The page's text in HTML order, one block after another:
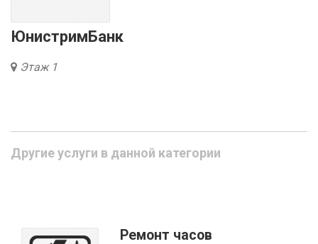
ЮнистримБанк
Этаж 1
Другие услуги в данной категории
Ремонт часов